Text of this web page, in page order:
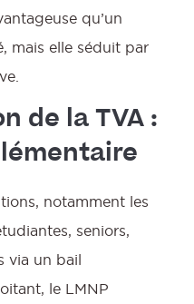
qu’un
mais elle séduit par
de la TVA :
notamment les
seniors,
via un bail
le LMNP